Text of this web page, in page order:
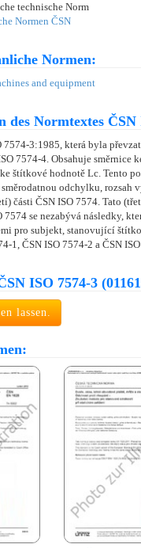
technische Norm
Normen ČSN
Normen:
and equipment
des Normtextes ČSN
7574-3:1985, která byla
7574-4. Obsahuje
štítkové hodnotě Lc. Tento
odchylku,
části ČSN ISO 7574. Tato
7574 se nezabývá následky,
pro subjekt, stanovující
1, ČSN ISO 7574-2 a ČSN
ISO 7574-3
lassen.